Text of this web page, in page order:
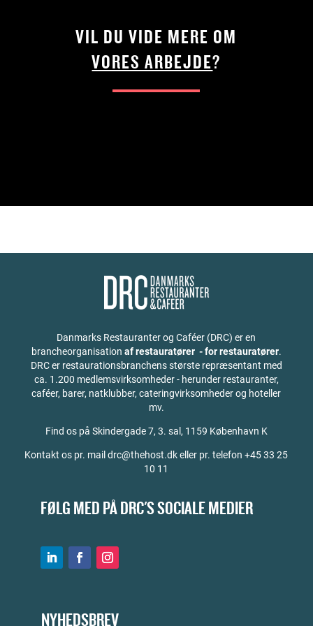
VIL DU VIDE MERE OM
VORES ARBEJDE?
Danmarks Restauranter og Caféer (DRC) er en
brancheorganisation af restauratører - for restauratører.
DRC er restaurationsbranchens største repræsentant med
ca. 1.200 medlemsvirksomheder - herunder restauranter,
caféer, barer, natklubber, cateringvirksomheder og hoteller
mv.
Find os på Skindergade 7, 3. sal, 1159 København K
Kontakt os pr. mail drc@thehost.dk eller pr. telefon +45 33 25
10 11
FØLG MED PÅ DRC'S SOCIALE MEDIER
NYHEDSBREV